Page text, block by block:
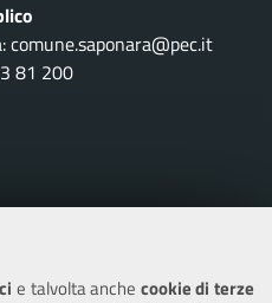
e talvolta anche cookie di terze
81 200